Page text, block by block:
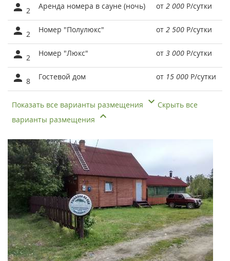
2 Аренда номера в сауне (ночь) от 2 000 Р/сутки
2 Номер "Полулюкс" от 2 500 Р/сутки
2 Номер "Люкс" от 3 000 Р/сутки
8 Гостевой дом от 15 000 Р/сутки
Показать все варианты размещения
Скрыть все
варианты размещения